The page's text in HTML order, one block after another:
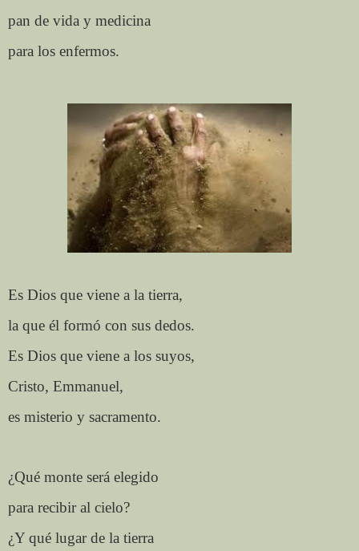
pan de vida y medicina
para los enfermos.
Es Dios que viene a la tierra,
la que él formó con sus dedos.
Es Dios que viene a los suyos,
Cristo, Emmanuel,
es misterio y sacramento.
¿Qué monte será elegido
para recibir al cielo?
¿Y qué lugar de la tierra